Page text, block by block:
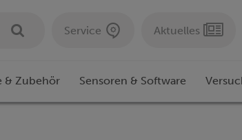
Service Aktuelles
& Zubehör Sensoren & Software